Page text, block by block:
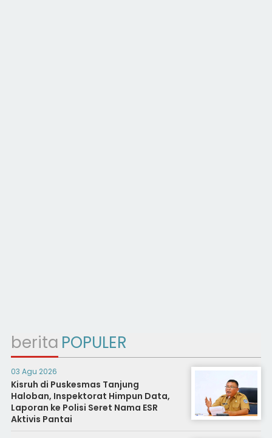
berita POPULER
03 Agu 2026
Kisruh di Puskesmas Tanjung
Haloban, Inspektorat Himpun Data,
Laporan ke Polisi Seret Nama ESR
Aktivis Pantai